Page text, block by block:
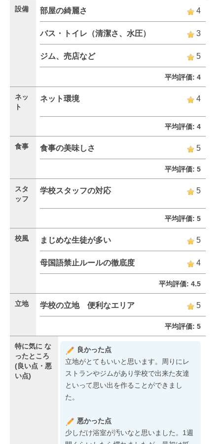
設備 部屋の綺麗さ 4
バス・トイレ（清潔さ、水圧） 3
ジム、売店など 5
平均評価: 4
ネッ
ト
ネット環境 4
平均評価: 4
食事 食事の美味しさ 5
平均評価: 5
スタ
ッフ
学校スタッフの対応 5
平均評価: 5
校風 まじめな生徒が多い 5
母国語禁止ルールの徹底度 4
平均評価: 4.5
立地 学校の立地 便利なエリア 5
平均評価: 5
特に気に な
ったところ
(良い点・悪
い点)
良かった点
立地がとてもいいと思います。周りにレ
ストランやジムがあり学校で出来た友達
といって思い出を作ることができまし
た。
悪かった点
少しだけ浴室が汚いなと思いました。1週